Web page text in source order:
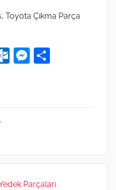
Toyota Çıkma Parça
O
o
m
M
er
Parçaları